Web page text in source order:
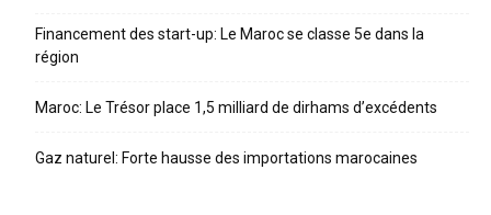
Financement des start-up: Le Maroc se classe 5e dans la
région
Maroc: Le Trésor place 1,5 milliard de dirhams d’excédents
Gaz naturel: Forte hausse des importations marocaines